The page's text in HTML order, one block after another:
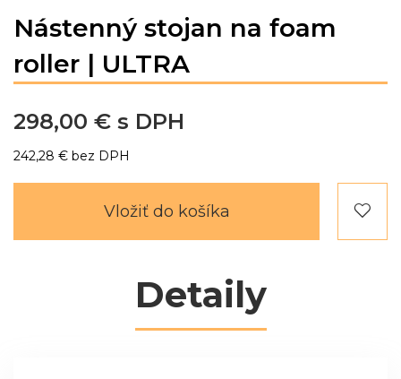
Nástenný stojan na foam
roller | ULTRA
298,00 €
242,28 €
Vložiť do košíka
Detaily